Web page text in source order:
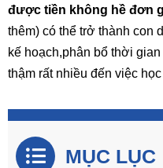
được tiền không hề đơn
thêm) có thể trở thành con
kế hoạch,phân bổ thời
thậm rất nhiều đến việc
MỤC LỤC